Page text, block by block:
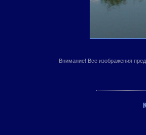
Внимание! Все изображения